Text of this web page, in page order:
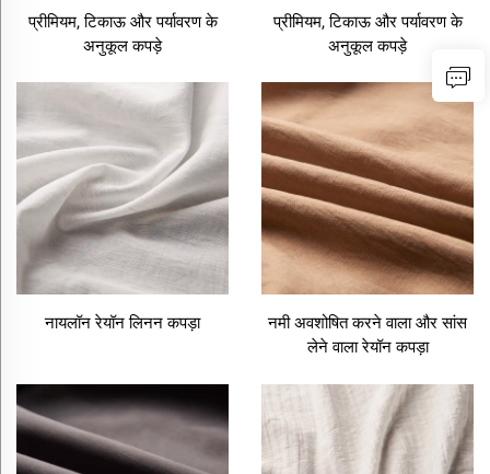
प्रीमियम, टिकाऊ और पर्यावरण के
अनुकूल कपड़े
प्रीमियम, टिकाऊ और पर्यावरण के
अनुकूल कपड़े
नायलॉन रेयॉन लिनन कपड़ा
नमी अवशोषित करने वाला और सांस
लेने वाला रेयॉन कपड़ा